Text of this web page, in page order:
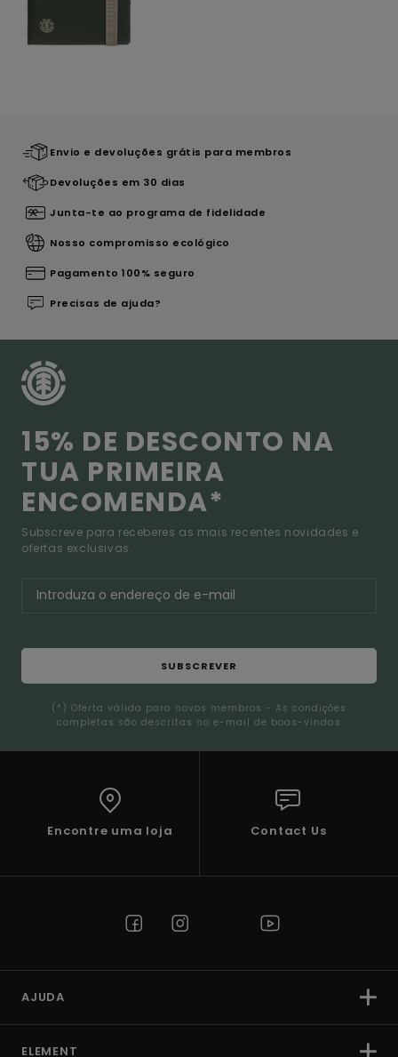
Envio e devoluções grátis para membros
Devoluções em 30 dias
Junta-te ao programa de fidelidade
Nosso compromisso ecológico
Pagamento 100% seguro
Precisas de ajuda?
15% DE DESCONTO NA
TUA PRIMEIRA
ENCOMENDA*
Subscreve para receberes as mais recentes novidades e
ofertas exclusivas.
SUBSCREVER
(*) Oferta válida para novos membros - As condições
completas são descritas no e-mail de boas-vindas
Encontre uma loja Contact Us
AJUDA
ELEMENT